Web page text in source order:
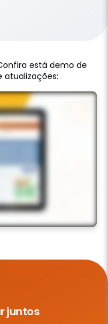
está demo de
atualizações:
juntos